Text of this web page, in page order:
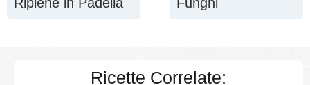
Ricette Correlate: